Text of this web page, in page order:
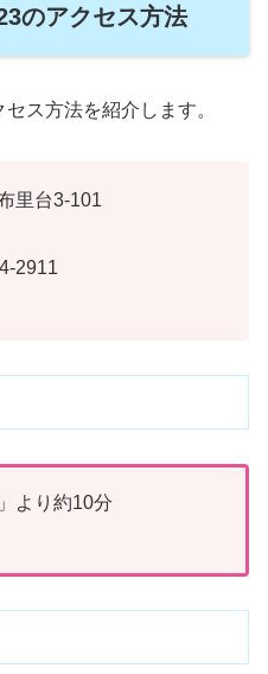
のアクセス方法
ス方法を紹介します。
里台3-101
2911
より約10分